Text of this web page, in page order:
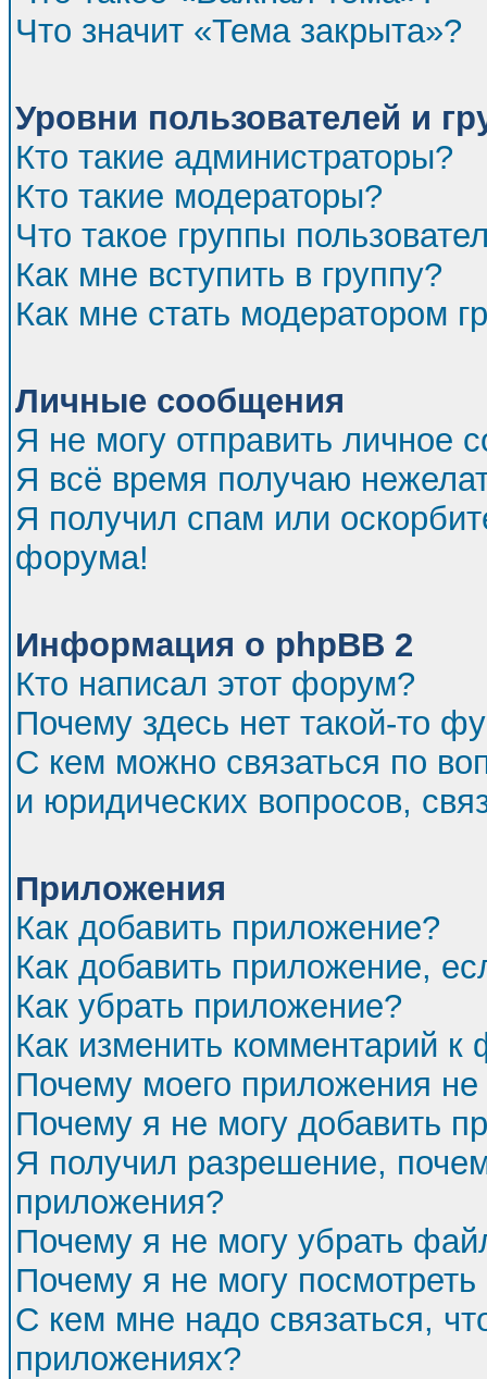
Что значит «Тема закрыта»?
Уровни пользователей и
Кто такие администраторы?
Кто такие модераторы?
Что такое группы
Как мне вступить в группу?
Как мне стать модератором
Личные сообщения
Я не могу отправить личное
Я всё время получаю
Я получил спам или
форума!
Информация о phpBB 2
Кто написал этот форум?
Почему здесь нет такой-то
С кем можно связаться по
и юридических вопросов,
Приложения
Как добавить приложение?
Как добавить приложение,
Как убрать приложение?
Как изменить комментарий к
Почему моего приложения не
Почему я не могу добавить
Я получил разрешение,
приложения?
Почему я не могу убрать
Почему я не могу
С кем мне надо связаться,
приложениях?